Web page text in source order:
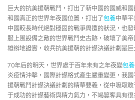
巨大的抗美援朝戰鬥，打出了新中國的國威和
和國真正的世界年夜國位置，打出了包養中華
中國較長時代絕對穩固的戰爭周遭的狀況，也
服上風設備之敵的世界戰鬥史古跡，破壞了美
雄辯地證實，收兵抗美援朝的計謀決議計劃是巨
70年后的明天，世界處于百年未有之年夜變包
炎疫情沖擊，國際計謀格式產生嚴重變更，我
援朝戰鬥計謀決議計劃的精華要義，從中吸取敢
于成功的計謀藝術與精力氣力，不竭篡奪具有